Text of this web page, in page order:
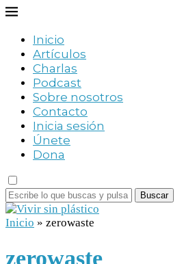
Inicio
Artículos
Charlas
Podcast
Sobre nosotros
Contacto
Inicia sesión
Únete
Dona
Buscar
Inicio » zerowaste
zerowaste